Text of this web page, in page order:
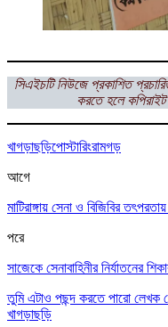
সিএইচটি নিউজে প্রকাশিত
করতে হলে
খাগড়াছড়িপোস্টারিংরামগড়
আগে
মাটিরাঙ্গায় সেনা ও বিজিবির
পরে
সাজেকে সেনাবাহিনীর নির্যাতনের
তুমি এটাও পছন্দ করতে পারো লেখক
খাগড়াছড়ি